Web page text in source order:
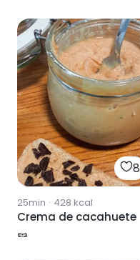
8
25min · 428 kcal
Crema de cacahuete
🥜